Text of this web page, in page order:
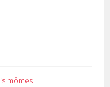
mômes